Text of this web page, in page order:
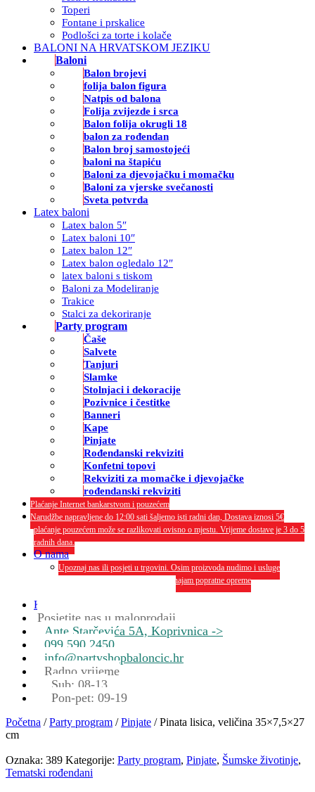
Toperi
Fontane i prskalice
Podlošci za torte i kolače
BALONI NA HRVATSKOM JEZIKU
Baloni
Balon brojevi
folija balon figura
Natpis od balona
Folija zvijezde i srca
Balon folija okrugli 18
balon za rođendan
Balon broj samostojeći
baloni na štapiću
Baloni za djevojačku i momačku
Baloni za vjerske svečanosti
Sveta potvrda
Latex baloni
Latex balon 5″
Latex baloni 10″
Latex balon 12″
Latex balon ogledalo 12″
latex baloni s tiskom
Baloni za Modeliranje
Trakice
Stalci za dekoriranje
Party program
Čaše
Salvete
Tanjuri
Slamke
Stolnjaci i dekoracije
Pozivnice i čestitke
Banneri
Kape
Pinjate
Rođendanski rekviziti
Konfetni topovi
Rekviziti za momačke i djevojačke
rođendanski rekviziti
Plaćanje Internet bankarstvom i pouzećem
Narudžbe napravljene do 12:00 sati šaljemo isti radni dan, Dostava iznosi 5€
plaćanje pouzećem može se razlikovati ovisno o mjestu. Vrijeme dostave je 3 do 5
radnih dana.
O nama
Upoznaj nas ili posjeti u trgovini. Osim proizvoda nudimo i usluge
dekoriranja interijera i eksterija te najam popratne opreme
Kontakt
Posjetite nas u maloprodaji
Ante Starčevića 5A, Koprivnica ->
099 590 2450
info@partyshopbaloncic.hr
Radno vrijeme
Sub: 08-13
Pon-pet: 09-19
Početna /Party program /Pinjate / Pinata lisica, veličina 35×7,5×27
cm
Oznaka: 389 Kategorije: Party program, Pinjate, Šumske životinje,
Tematski rođendani